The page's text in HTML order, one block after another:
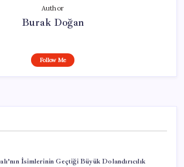
Author
Burak Doğan
Follow Me
İsimlerinin Geçtiği Büyük Dolandırıcılık